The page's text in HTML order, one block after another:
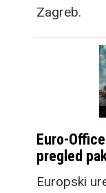
Zagreb.
Euro-
pregled
Europski